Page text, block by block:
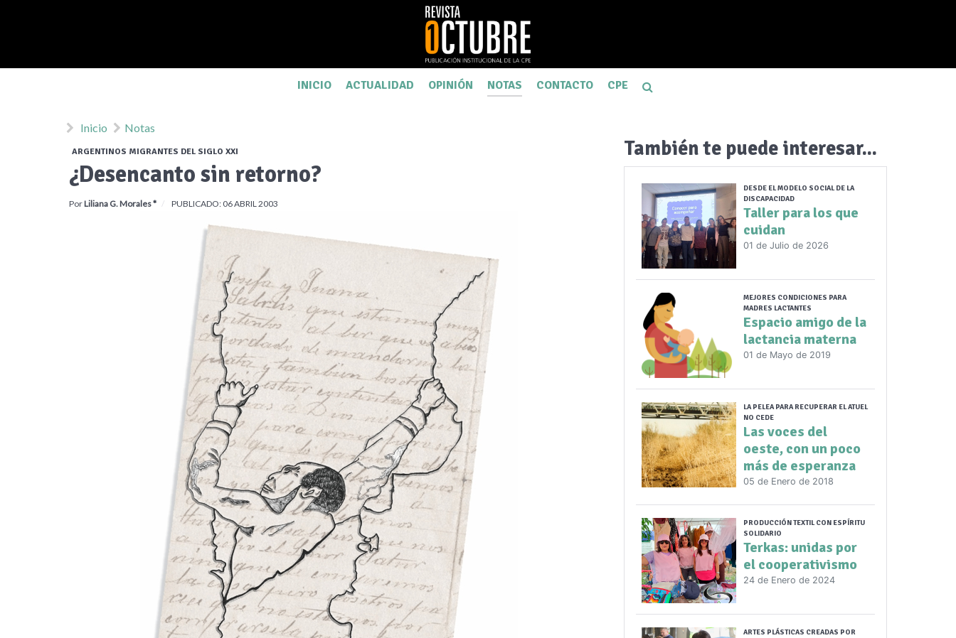
INICIO ACTUALIDAD OPINIÓN NOTAS CONTACTO CPE
Inicio Notas
ARGENTINOS MIGRANTES DEL SIGLO XXI
¿Desencanto sin retorno?
PorLiliana G. Morales * PUBLICADO: 06 ABRIL 2003
También te puede interesar...
DESDE EL MODELO SOCIAL DE LA
DISCAPACIDAD
Taller para los que
cuidan
01 de Julio de 2026
MEJORES CONDICIONES PARA
MADRES LACTANTES
Espacio amigo de la
lactancia materna
01 de Mayo de 2019
LA PELEA PARA RECUPERAR EL ATUEL
NO CEDE
Las voces del
oeste, con un poco
más de esperanza
05 de Enero de 2018
PRODUCCIÓN TEXTIL CON ESPÍRITU
SOLIDARIO
Terkas: unidas por
el cooperativismo
24 de Enero de 2024
ARTES PLÁSTICAS CREADAS POR